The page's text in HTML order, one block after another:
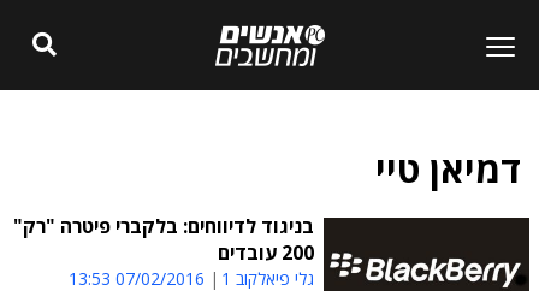
דמיאן טיי
בניגוד לדיווחים: בלקברי פיטרה "רק"
200 עובדים
גלי פיאלקוב 1 07/02/2016 13:53